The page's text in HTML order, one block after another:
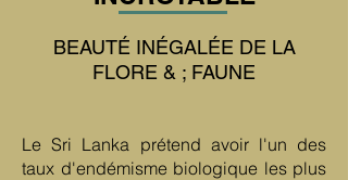
BEAUTÉ INÉGALÉE DE LA
FLORE & ; FAUNE
Le Sri Lanka prétend avoir l'un des
taux d'endémisme biologique les plus